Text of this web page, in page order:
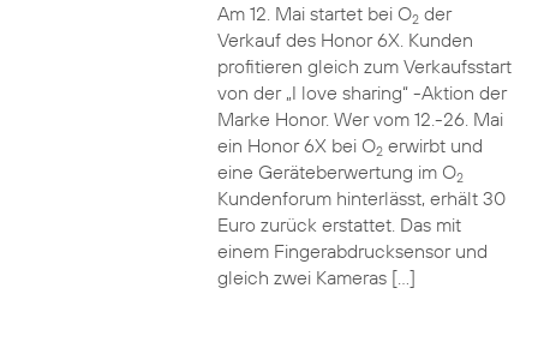
Am 12. Mai startet bei O2der
Verkauf des Honor 6X. Kunden
profitieren gleich zum Verkaufsstart
von der „I love sharing“ -Aktion der
Marke Honor. Wer vom 12.-26. Mai
ein Honor 6X bei O2erwirbt und
eine Geräteberwertung im O2
Kundenforum hinterlässt, erhält 30
Euro zurück erstattet. Das mit
einem Fingerabdrucksensor und
gleich zwei Kameras […]